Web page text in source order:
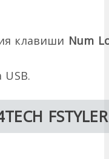
клавиши Num